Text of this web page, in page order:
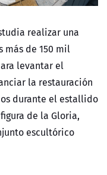
realizar una
de 150 mil
levantar el
la restauración
durante el estallido
de la Gloria,
escultórico